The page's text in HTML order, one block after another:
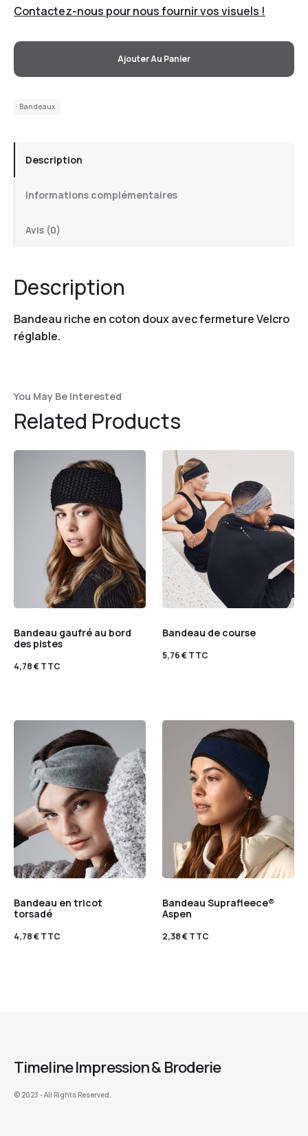
Contactez-nous pour nous fournir vos visuels !
Ajouter Au Panier
Bandeaux
Description
Informations complémentaires
Avis (0)
Description
Bandeau riche en coton doux avec fermeture Velcro
réglable.
You May Be Interested
Related Products
Bandeau gaufré au bord
des pistes
4,78€TTC
Bandeau de course
5,76€TTC
Bandeau en tricot
torsadé
4,78€TTC
Bandeau Suprafleece®
Aspen
2,38€TTC
Timeline Impression & Broderie
©️ 2023 - All Rights Reserved.